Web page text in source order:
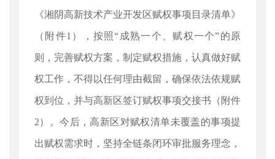
《湘阴高新技术产业开发区赋权事项目录清单》
（附件1），按照“成熟一个、赋权一个”的原
则，完善赋权方案，制定赋权措施，认真做好赋
权工作，不得以任何理由截留，确保依法依规赋
权到位，并与高新区签订赋权事项交接书（附件
2）。今后，高新区对赋权清单未覆盖的事项提
出赋权需求时，坚持全链条闭环审批服务理念，